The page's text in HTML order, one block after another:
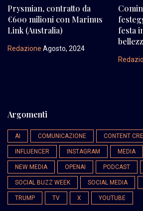
Prysmian, contratto da
€600 milioni con Marinus
Link (Australia)
Redazione Agosto, 2024
festa
Argomenti
AI COMUNICAZIONE CONTENT
INFLUENCER INSTAGRAM MEDIA
NEW MEDIA OPENAI PODCAST
SOCIAL BUZZ WEEK SOCIAL MEDIA
TRUMP TV X YOUTUBE